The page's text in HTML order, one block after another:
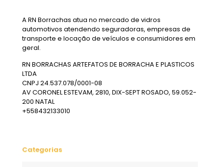
A RN Borrachas atua no mercado de vidros
automotivos atendendo seguradoras, empresas de
transporte e locação de veículos e consumidores em
geral.
RN BORRACHAS ARTEFATOS DE BORRACHA E PLASTICOS
LTDA
CNPJ 24.537.078/0001-08
AV CORONEL ESTEVAM, 2810, DIX-SEPT ROSADO, 59.052-
200 NATAL
+558432133010
Categorias